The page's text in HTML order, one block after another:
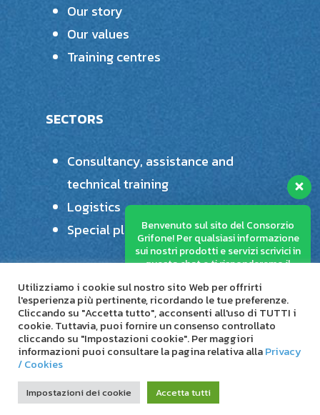
Our story
Our values
Training centres
SECTORS
Consultancy, assistance and
technical training
Logistics
Special plastics processing
© 2026 Consorzio Stabile Grifone.
linkedin
Utilizziamo i cookie sul nostro sito Web per offrirti
l'esperienza più pertinente, ricordando le tue preferenze.
Cliccando su "Accetta tutto", acconsenti all'uso di TUTTI i
cookie. Tuttavia, puoi fornire un consenso controllato
cliccando su "Impostazioni cookie". Per maggiori
informazioni puoi consultare la pagina relativa allaPrivacy
/ Cookies
Impostazioni dei cookie Accetta tutti
Benvenuto sul sito del Consorzio
Grifone! Per qualsiasi informazione
sui nostri prodotti e servizi scrivici in
questa chat e ti risponderemo il